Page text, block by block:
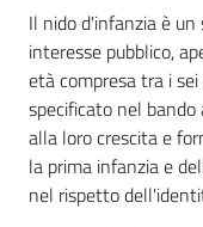
Newsletter
Il nido d'infanzia è un
interesse pubblico,
età compresa tra i
specificato nel
alla loro crescita e
la prima infanzia e
nel rispetto